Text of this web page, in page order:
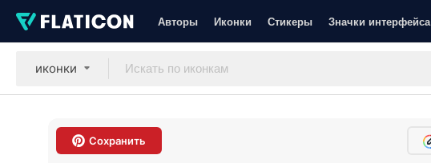
Авторы Иконки Стикеры Значки интерфейса
иконки
Сохранить